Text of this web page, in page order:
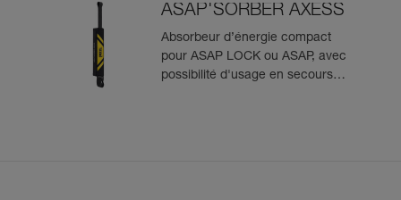
ASAP'SORBER AXESS
Absorbeur d’énergie compact
pour ASAP LOCK ou ASAP, avec
possibilité d'usage en secours